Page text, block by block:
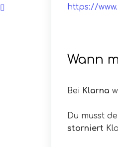
https://
Wann
Bei Klarna
Du musst
storniert